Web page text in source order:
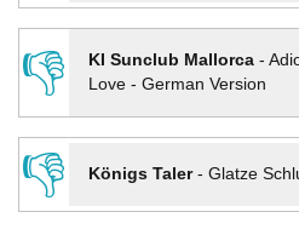
👎
KI Sunclub Mallorca-
Love - German Version
👎
Königs Taler- Glatze